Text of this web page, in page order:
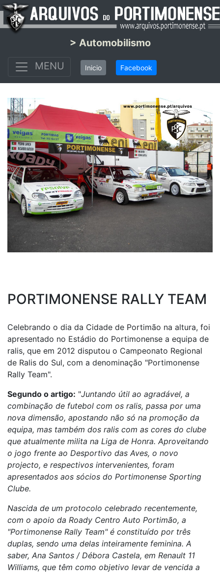
> Automobilismo
MENU
Inicio Facebook
PORTIMONENSE RALLY TEAM
Celebrando o dia da Cidade de Portimão na altura, foi
apresentado no Estádio do Portimonense a equipa de
ralis, que em 2012 disputou o Campeonato Regional
de Ralis do Sul, com a denominação "Portimonense
Rally Team".
Segundo o artigo: "Juntando útil ao agradável, a
combinação de futebol com os ralis, passa por uma
nova dimensão, apostando não só na promoção da
equipa, mas também dos ralis com as cores do clube
que atualmente milita na Liga de Honra. Aproveitando
o jogo frente ao Desportivo das Aves, o novo
projecto, e respectivos intervenientes, foram
apresentados aos sócios do Portimonense Sporting
Clube.
Nascida de um protocolo celebrado recentemente,
com o apoio da Roady Centro Auto Portimão, a
"Portimonense Rally Team" é constituído por três
duplas, sendo uma delas inteiramente feminina. A
saber, Ana Santos / Débora Castela, em Renault 11
Williams, que têm como objetivo levar de vencida a